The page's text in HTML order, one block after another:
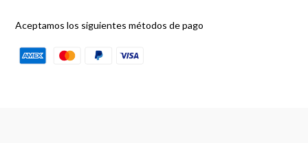
Aceptamos los siguientes métodos de pago